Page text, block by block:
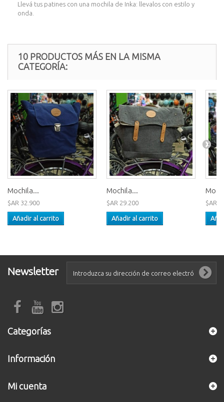
Llevá tus patines con una mochila de Inka: llevalos con estilo y
onda.
10 PRODUCTOS MÁS EN LA MISMA
CATEGORÍA:
Mochila...
$AR 32.900
Añadir al carrito
Mochila...
$AR 29.200
Añadir al carrito
$AR
Newsletter
Categorías
Información
Mi cuenta